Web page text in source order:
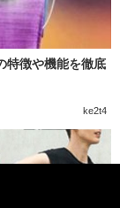
特徴や機能を徹底
ke2t4